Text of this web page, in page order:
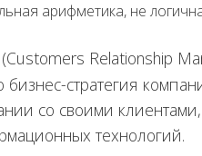
арифметика, не
(Customers Relationship
бизнес-стратегия
со своими
технологий.